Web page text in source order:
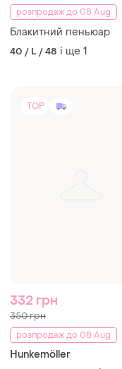
розпродаж до 08 Aug
Блакитний пеньюар
40 / L / 48 і ще 1
TOP
332 грн
350 грн
розпродаж до 08 Aug
Hunkemöller